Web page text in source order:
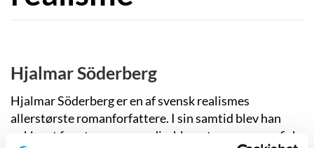
Hjalmar Söderberg
Hjalmar Söderberg er en af svensk realismes
allerstørste romanforfattere. I sin samtid blev han
anklaget for at være vemodig, blasert og pornografisk,